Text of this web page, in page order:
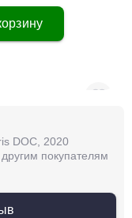
Etna Bianco
Джулия, Коллио
DOC, 2020
покупателям